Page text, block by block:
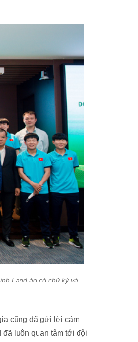
Land áo có chữ ký và
cũng đã gửi lời cảm
luôn quan tâm tới đội